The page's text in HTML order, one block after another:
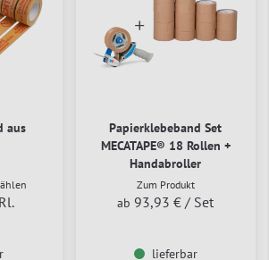
aus
Papierklebeband Set
MECATAPE® 18 Rollen +
Handabroller
Zum Produkt
ab 93,93 € / Set
lieferbar